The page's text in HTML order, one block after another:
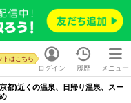
ログイン
トはこちら
履歴 メニュー
都)近くの温泉、日帰り温泉、スー